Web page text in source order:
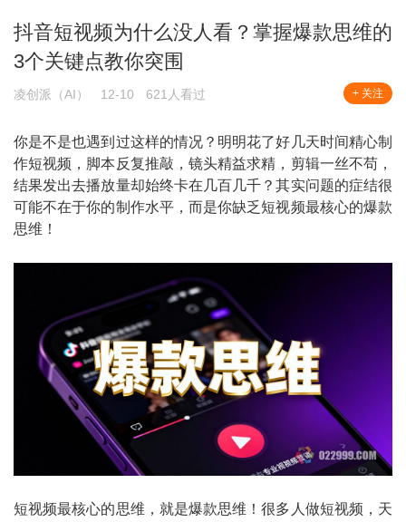
抖音短视频为什么没人看？掌握爆款思维的
3个关键点教你突围
凌创派（AI） 12-10 621人看过 + 关注
你是不是也遇到过这样的情况？明明花了好几天时间精心制
作短视频，脚本反复推敲，镜头精益求精，剪辑一丝不苟，
结果发出去播放量却始终卡在几百几千？其实问题的症结很
可能不在于你的制作水平，而是你缺乏短视频最核心的爆款
思维！
短视频最核心的思维，就是爆款思维！很多人做短视频，天